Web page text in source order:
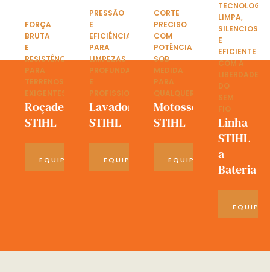
FORÇA
BRUTA
E
RESISTÊNCIA
PARA
TERRENOS
EXIGENTES
Roçadeiras
STIHL
EQUIPAMENTOS
PRESSÃO
E
EFICIÊNCIA
PARA
LIMPEZAS
PROFUNDAS
E
PROFISSIONAIS
Lavadoras
STIHL
EQUIPAMENTOS
CORTE
PRECISO
COM
POTÊNCIA
SOB
MEDIDA
PARA
QUALQUER
Motosserras
STIHL
EQUIPAMENTOS
TECNOLOGIA
LIMPA,
SILENCIOSA
E
EFICIENTE
COM A
LIBERDADE
DO
SEM
FIO
Linha
STIHL
a
Bateria